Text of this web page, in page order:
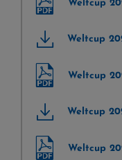
Weltcup
Weltcup
Weltcup
Weltcup
Weltcup